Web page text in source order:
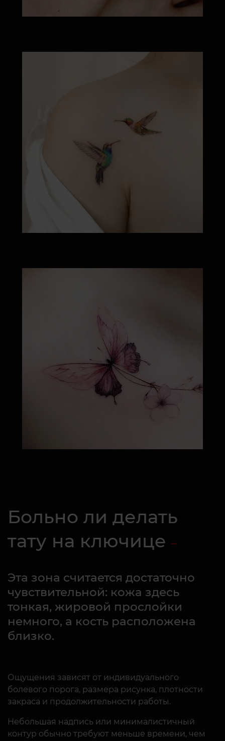
Больно ли делать
тату на ключице
Эта зона считается достаточно
чувствительной: кожа здесь
тонкая, жировой прослойки
немного, а кость расположена
близко.
Ощущения зависят от индивидуального
болевого порога, размера рисунка, плотности
закраса и продолжительности работы.
Небольшая надпись или минималистичный
контур обычно требуют меньше времени, чем